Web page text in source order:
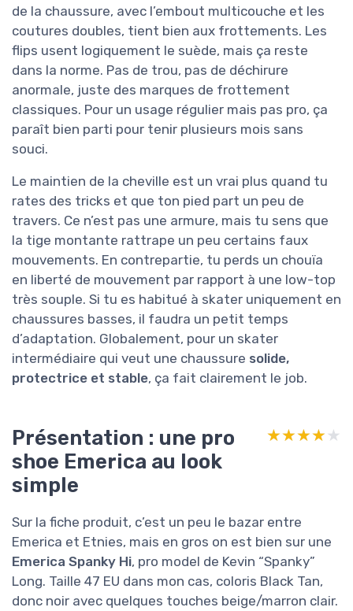
de la chaussure, avec l’embout multicouche et les
coutures doubles, tient bien aux frottements. Les
flips usent logiquement le suède, mais ça reste
dans la norme. Pas de trou, pas de déchirure
anormale, juste des marques de frottement
classiques. Pour un usage régulier mais pas pro, ça
paraît bien parti pour tenir plusieurs mois sans
souci.
Le maintien de la cheville est un vrai plus quand tu
rates des tricks et que ton pied part un peu de
travers. Ce n’est pas une armure, mais tu sens que
la tige montante rattrape un peu certains faux
mouvements. En contrepartie, tu perds un chouïa
en liberté de mouvement par rapport à une low-top
très souple. Si tu es habitué à skater uniquement en
chaussures basses, il faudra un petit temps
d’adaptation. Globalement, pour un skater
intermédiaire qui veut une chaussure solide,
protectrice et stable, ça fait clairement le job.
Présentation : une pro
shoe Emerica au look
simple
★★★★★
★★★★★
Sur la fiche produit, c’est un peu le bazar entre
Emerica et Etnies, mais en gros on est bien sur une
Emerica Spanky Hi, pro model de Kevin “Spanky”
Long. Taille 47 EU dans mon cas, coloris Black Tan,
donc noir avec quelques touches beige/marron clair.